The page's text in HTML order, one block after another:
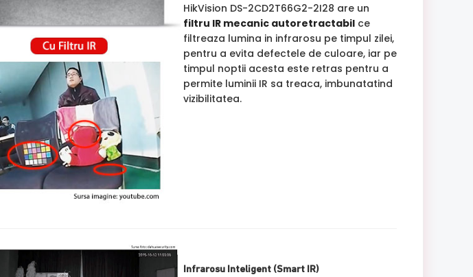
HikVision DS-2CD2T66G2-2I28 are un
filtru IR mecanic autoretractabilce
filtreaza lumina in infrarosu pe timpul zilei,
pentru a evita defectele de culoare, iar pe
timpul noptii acesta este retras pentru a
permite luminii IR sa treaca, imbunatatind
vizibilitatea.
Infrarosu Inteligent (Smart IR)